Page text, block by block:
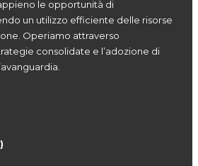
le opportunità di
un utilizzo efficiente delle risorse
Operiamo attraverso
consolidate e l’adozione di